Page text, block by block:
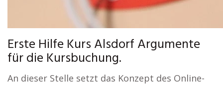
Erste Hilfe Kurs Alsdorf Argumente
für die Kursbuchung.
An dieser Stelle setzt das Konzept des Online-